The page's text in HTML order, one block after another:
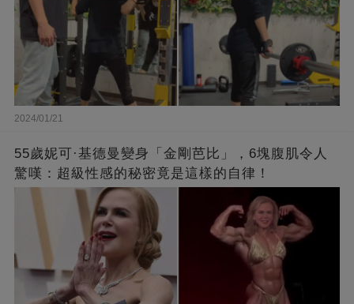
2024/01/21
55歲妮可·基德曼變身「金剛芭比」，6塊腹肌令人
驚嘆：超級性感的秘密竟是這樣的自律！